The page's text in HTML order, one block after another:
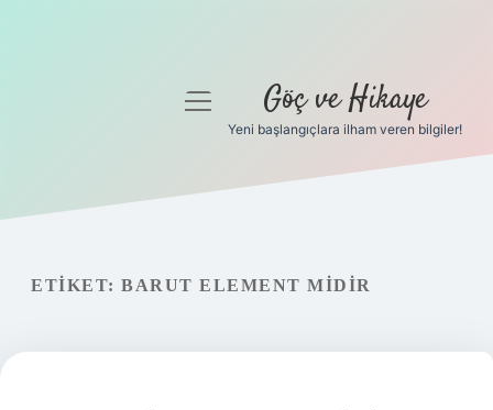
Gizlilik Politikası
menüyü
Göç ve Hikaye
Yeni başlangıçlara ilham veren bilgiler!
ETIKET: BARUT ELEMENT MIDIR